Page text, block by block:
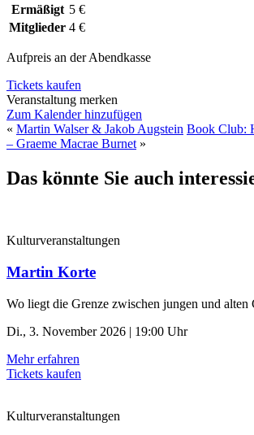
Ermäßigt 5 €
Mitglieder 4 €
Aufpreis an der Abendkasse
Tickets kaufen
Veranstaltung merken
Zum Kalender hinzufügen
« Martin Walser & Jakob Augstein Book Club:
– Graeme Macrae Burnet»
Das könnte Sie auch
Kulturveranstaltungen
Martin Korte
Wo liegt die Grenze zwischen jungen und alten
Di., 3. November 2026 | 19:00 Uhr
Mehr erfahren
Tickets kaufen
Kulturveranstaltungen